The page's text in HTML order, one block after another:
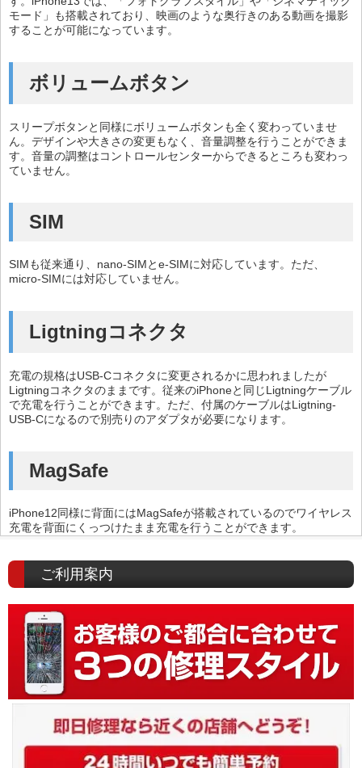
モード」も搭載されており、映画のような奥行きのある動画を撮影
することが可能になっています。
ボリュームボタン
スリープボタンと同様にボリュームボタンも全く変わっていませ
ん。デザインや大きさの変更もなく、音量調整を行うことができま
す。音量の調整はコントロールセンターからできるところも変わっ
ていません。
SIM
SIMも従来通り、nano-SIMとe-SIMに対応しています。ただ、
micro-SIMには対応していません。
Ligtningコネクタ
充電の規格はUSB-Cコネクタに変更されるかに思われましたが
Ligtningコネクタのままです。従来のiPhoneと同じLigtningケーブル
で充電を行うことができます。ただ、付属のケーブルはLigtning-
USB-Cになるので別売りのアダプタが必要になります。
MagSafe
iPhone12同様に背面にはMagSafeが搭載されているのでワイヤレス
充電を背面にくっつけたまま充電を行うことができます。
ご利用案内